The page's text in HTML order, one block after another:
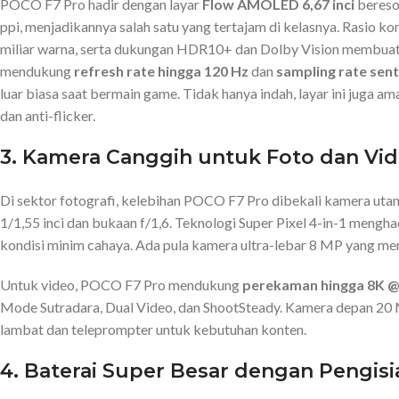
POCO F7 Pro hadirdengan layar FlowAMOLED 6,67 inci
ppi,menjadikannya salah satu yangtertajam di kelasnya. Rasio
miliarwarna,serta dukungan HDR10+ dan DolbyVision
mendukung refresh rate hingga 120 Hz dan sampling rate
luar biasa saat bermain game. Tidak hanya indah, layar ini juga
dan anti-flicker.
3. Kamera Canggih untuk Foto dan
Di sektorfotografi, kelebihan POCO F7 Pro dibekali kamera
1/1,55 inci dan bukaan f/1,6. Teknologi Super Pixel 4-in-1
kondisi minim cahaya.Ada pula kamera ultra-lebar8 MP yang
Untuk video, POCO F7 Pro mendukung perekaman hingga 8K @
ModeSutradara, Dual Video,dan ShootSteady. Kamera depan 20
lambatdan teleprompteruntuk kebutuhan konten.
4. Baterai Super Besar dengan